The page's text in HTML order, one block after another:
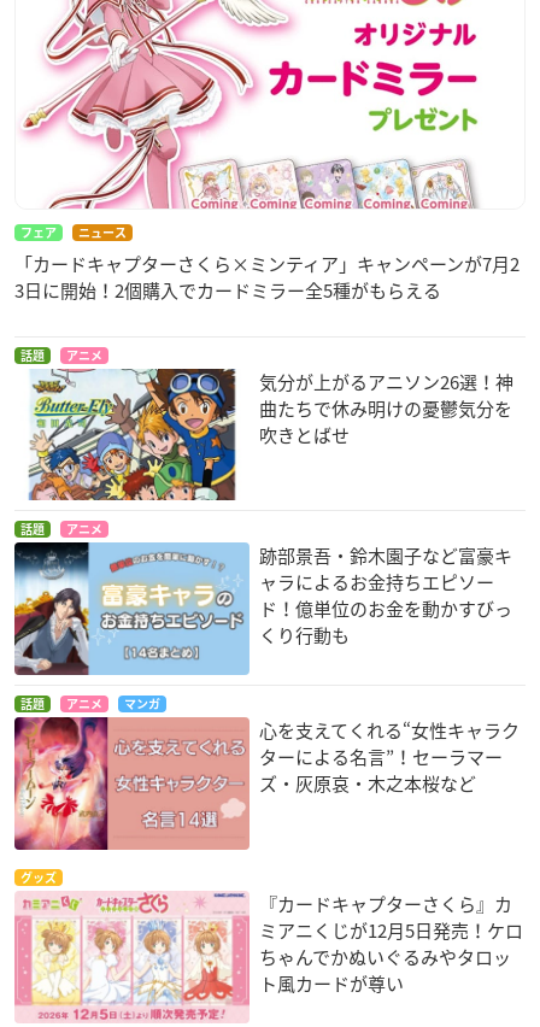
フェア ニュース
「カードキャプターさくら×ミンティア」キャンペーンが7月2
3日に開始！2個購入でカードミラー全5種がもらえる
話題 アニメ
気分が上がるアニソン26選！神
曲たちで休み明けの憂鬱気分を
吹きとばせ
話題 アニメ
跡部景吾・鈴木園子など富豪キ
ャラによるお金持ちエピソー
ド！億単位のお金を動かすびっ
くり行動も
話題 アニメ マンガ
心を支えてくれる“女性キャラク
ターによる名言”！セーラマー
ズ・灰原哀・木之本桜など
グッズ
『カードキャプターさくら』カ
ミアニくじが12月5日発売！ケロ
ちゃんでかぬいぐるみやタロッ
ト風カードが尊い